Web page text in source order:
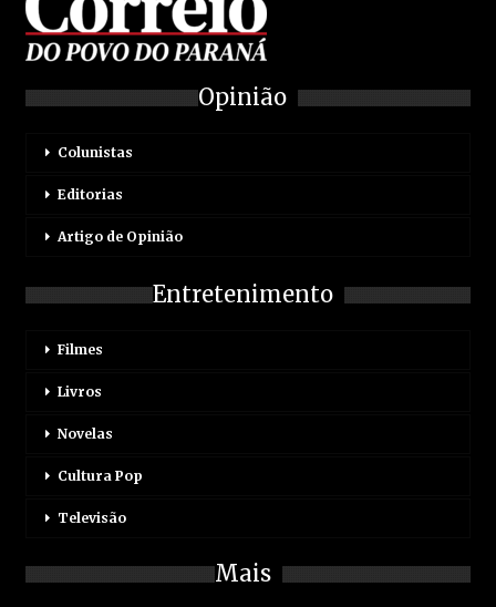
Opinião
Colunistas
Editorias
Artigo de Opinião
Entretenimento
Filmes
Livros
Novelas
Cultura Pop
Televisão
Mais